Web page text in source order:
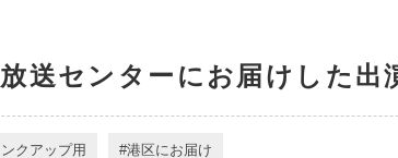
送センターにお届けした出
クアップ用 港区にお届け